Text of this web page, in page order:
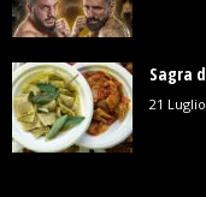
Sagra
21